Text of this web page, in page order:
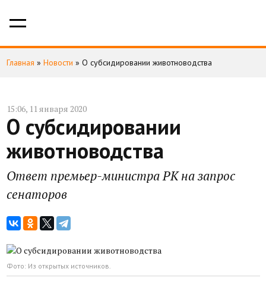
Главная » Новости » О субсидировании животноводства
15:06, 11 января 2020
О субсидировании
животноводства
Ответ премьер-министра РК на запрос
сенаторов
Фото: Из открытых источников.